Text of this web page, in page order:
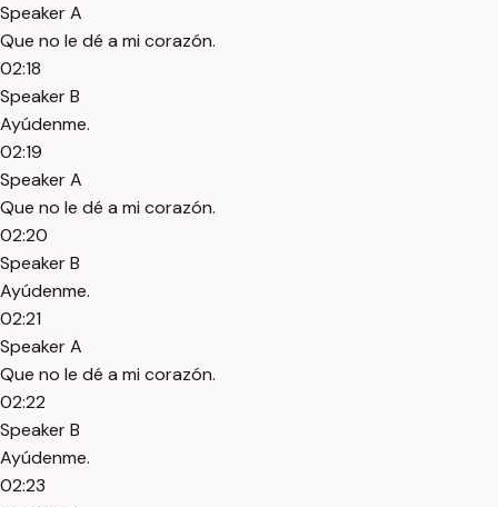
Speaker A
Que no le dé a mi corazón.
02:18
Speaker B
Ayúdenme.
02:19
Speaker A
Que no le dé a mi corazón.
02:20
Speaker B
Ayúdenme.
02:21
Speaker A
Que no le dé a mi corazón.
02:22
Speaker B
Ayúdenme.
02:23